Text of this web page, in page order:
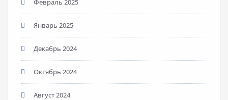
Февраль 2025
Январь 2025
Декабрь 2024
Октябрь 2024
Август 2024